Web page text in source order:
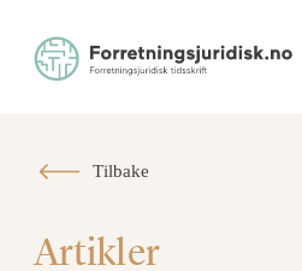
Tilbake
Artikler